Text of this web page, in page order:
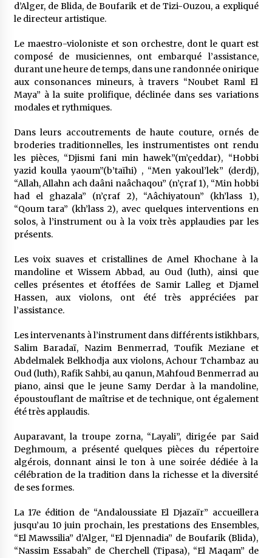
5 ans ago
Un conte targui/ Quand la tête est vide
5 ans ago
Tradition orale/ D’où viennent les contes et à
d’Alger, de Blida, de Boufarik et de Tizi-Ouzou, a expliqué
le directeur artistique.
Le maestro-violoniste et son orchestre, dont le quart est
composé de musiciennes, ont embarqué l’assistance,
durant une heure de temps, dans une randonnée onirique
aux consonances mineurs, à travers “Noubet Raml El
Maya” à la suite prolifique, déclinée dans ses variations
modales et rythmiques.
Dans leurs accoutrements de haute couture, ornés de
broderies traditionnelles, les instrumentistes ont rendu
les pièces, “Djismi fani min hawek”(m’çeddar), “Hobbi
yazid koulla yaoum”(b’taïhi) , “Men yakoul’lek” (derdj),
“Allah, Allahn ach daâni naâchaqou” (n’çraf 1), “Min hobbi
had el ghazala” (n’çraf 2), “Aâchiyatoun” (kh’lass 1),
“Qoum tara” (kh’lass 2), avec quelques interventions en
solos, à l’instrument ou à la voix très applaudies par les
présents.
Les voix suaves et cristallines de Amel Khochane à la
mandoline et Wissem Abbad, au Oud (luth), ainsi que
celles présentes et étoffées de Samir Lalleg et Djamel
Hassen, aux violons, ont été très appréciées par
l’assistance.
Les intervenants à l’instrument dans différents istikhbars,
Salim Baradaï, Nazim Benmerrad, Toufik Meziane et
Abdelmalek Belkhodja aux violons, Achour Tchambaz au
Oud (luth), Rafik Sahbi, au qanun, Mahfoud Benmerrad au
piano, ainsi que le jeune Samy Derdar à la mandoline,
époustouflant de maîtrise et de technique, ont également
été très applaudis.
Auparavant, la troupe zorna, “Layali”, dirigée par Said
Deghmoum, a présenté quelques pièces du répertoire
algérois, donnant ainsi le ton à une soirée dédiée à la
célébration de la tradition dans la richesse et la diversité
de ses formes.
La 17e édition de “Andaloussiate El Djazaïr” accueillera
jusqu’au 10 juin prochain, les prestations des Ensembles,
“El Mawssilia” d’Alger, “El Djennadia” de Boufarik (Blida),
“Nassim Essabah” de Cherchell (Tipasa), “El Maqam” de